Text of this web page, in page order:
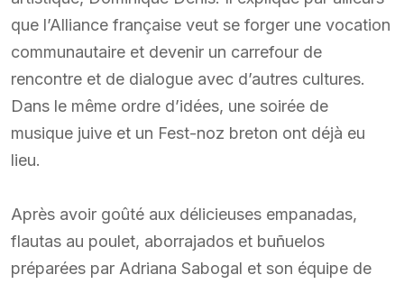
que l’Alliance française veut se forger une vocation
communautaire et devenir un carrefour de
rencontre et de dialogue avec d’autres cultures.
Dans le même ordre d’idées, une soirée de
musique juive et un Fest-noz breton ont déjà eu
lieu.
Après avoir goûté aux délicieuses empanadas,
flautas au poulet, aborrajados et buñuelos
préparées par Adriana Sabogal et son équipe de